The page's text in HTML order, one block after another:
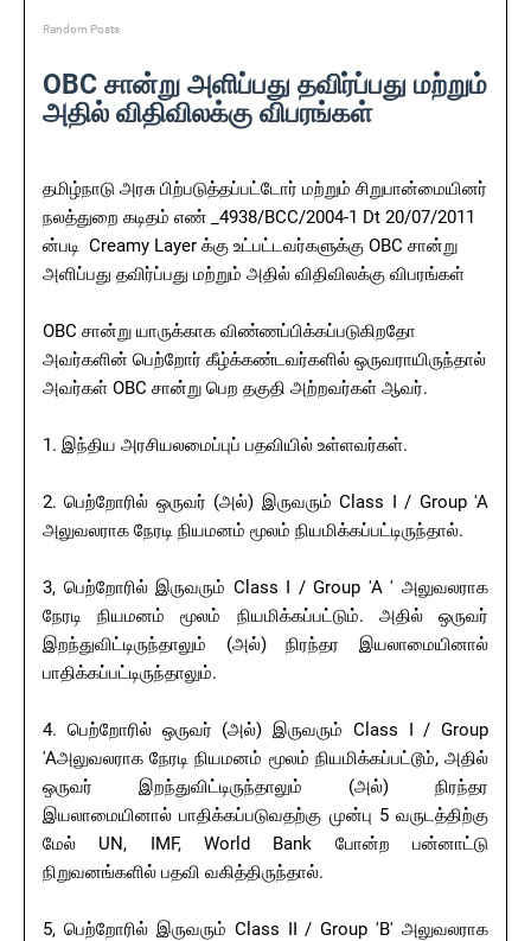
Random Posts
OBC சான்று அளிப்பது தவிர்ப்பது மற்றும்
அதில் விதிவிலக்கு விபரங்கள்
தமிழ்நாடு அரசு பிற்படுத்தப்பட்டோர் மற்றும் சிறுபான்மையினர்
நலத்துறை கடிதம் எண் _4938/BCC/2004-1 Dt 20/07/2011
ன்படி Creamy Layer க்கு உட்பட்டவர்களுக்கு OBC சான்று
அளிப்பது தவிர்ப்பது மற்றும் அதில் விதிவிலக்கு விபரங்கள்
OBC சான்று யாருக்காக விண்ணப்பிக்கப்படுகிறதோ
அவர்களின் பெற்றோர் கீழ்க்கண்டவர்களில் ஒருவராயிருந்தால்
அவர்கள் OBC சான்று பெற தகுதி அற்றவர்கள் ஆவர்.
1. இந்திய அரசியலமைப்புப் பதவியில் உள்ளவர்கள்.
2. பெற்றோரில் ஒருவர் (அல்) இருவரும் Class I / Group 'A
அலுவலராக நேரடி நியமனம் மூலம் நியமிக்கப்பட்டிருந்தால்.
3, பெற்றோரில் இருவரும் Class I / Group 'A ' அலுவலராக
நேரடி நியமனம் மூலம் நியமிக்கப்பட்டும். அதில் ஒருவர்
இறந்துவிட்டிருந்தாலும் (அல்) நிரந்தர இயலாமையினால்
பாதிக்கப்பட்டிருந்தாலும்.
4. பெற்றோரில் ஒருவர் (அல்) இருவரும் Class I / Group
'Aஅலுவலராக நேரடி நியமனம் மூலம் நியமிக்கப்பட்டூம், அதில்
ஒருவர் இறந்துவிட்டிருந்தாலும் (அல்) நிரந்தர
இயலாமையினால் பாதிக்கப்படுவதற்கு முன்பு 5 வருடத்திற்கு
மேல் UN, IMF, World Bank போன்ற பன்னாட்டு
நிறுவனங்களில் பதவி வகித்திருந்தால்.
5, பெற்றோரில் இருவரும் Class II / Group 'B' அலுவலராக